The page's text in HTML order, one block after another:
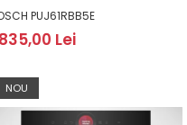
PUJ61RBB5E
Lei
NOU